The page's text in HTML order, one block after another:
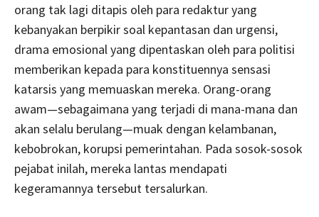
orang tak lagi ditapis oleh para redaktur yang
kebanyakan berpikir soal kepantasan dan urgensi,
drama emosional yang dipentaskan oleh para politisi
memberikan kepada para konstituennya sensasi
katarsis yang memuaskan mereka. Orang-orang
awam—sebagaimana yang terjadi di mana-mana dan
akan selalu berulang—muak dengan kelambanan,
kebobrokan, korupsi pemerintahan. Pada sosok-sosok
pejabat inilah, mereka lantas mendapati
kegeramannya tersebut tersalurkan.